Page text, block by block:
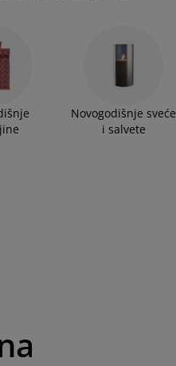
Novogodišnje sveće
i salvete